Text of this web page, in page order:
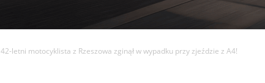
42-letni motocyklista z Rzeszowa zginął w wypadku przy zjeździe z A4!